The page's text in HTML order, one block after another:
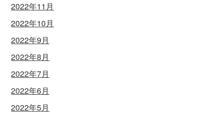
2022年11月
2022年10月
2022年9月
2022年8月
2022年7月
2022年6月
2022年5月